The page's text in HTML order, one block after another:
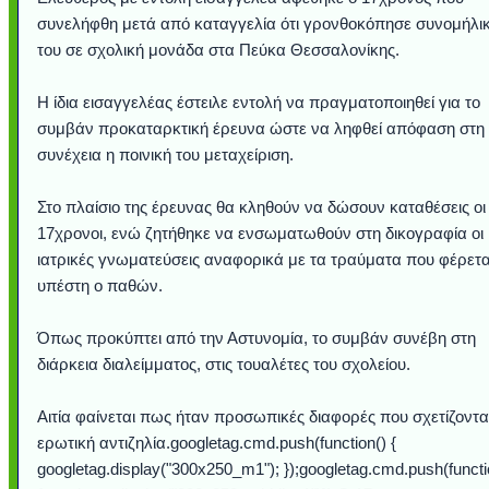
συνελήφθη μετά από καταγγελία ότι γρονθοκόπησε
του σε σχολική μονάδα στα Πεύκα Θεσσαλονίκης.
Η ίδια εισαγγελέας έστειλε εντολή να πραγματοποιηθεί για το
συμβάν προκαταρκτική έρευνα ώστε να ληφθεί απόφαση στη
συνέχεια η ποινική του μεταχείριση.
Στο πλαίσιο της έρευνας θα κληθούν να δώσουν καταθέσεις
17χρονοι, ενώ ζητήθηκε να ενσωματωθούν στη δικογραφία οι
ιατρικές γνωματεύσεις αναφορικά με τα τραύματα που
υπέστη ο παθών.
Όπως προκύπτει από την Αστυνομία, το συμβάν συνέβη στη
διάρκεια διαλείμματος, στις τουαλέτες του σχολείου.
Αιτία φαίνεται πως ήταν προσωπικές διαφορές που
ερωτική αντιζηλία.googletag.cmd.push(function() {
googletag.display("300x250_m1");
Internet